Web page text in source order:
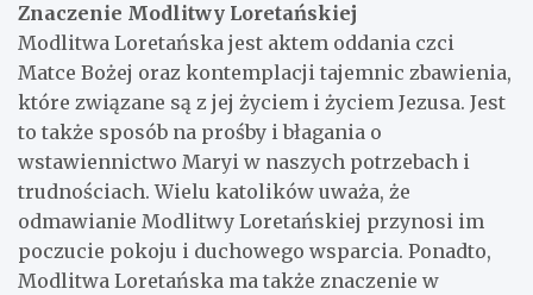
Znaczenie Modlitwy Loretańskiej
Modlitwa Loretańska jest aktem oddania czci
Matce Bożej oraz kontemplacji tajemnic zbawienia,
które związane są z jej życiem i życiem Jezusa. Jest
to także sposób na prośby i błagania o
wstawiennictwo Maryi w naszych potrzebach i
trudnościach. Wielu katolików uważa, że
odmawianie Modlitwy Loretańskiej przynosi im
poczucie pokoju i duchowego wsparcia. Ponadto,
Modlitwa Loretańska ma także znaczenie w